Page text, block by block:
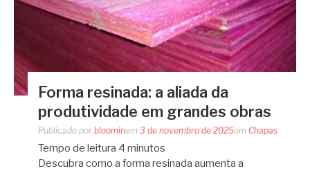
Forma resinada: a aliada da
produtividade em grandes obras
Publicado por bloominem 3 de novembro de 2025em Chapas
Tempo de leitura 4 minutos
Descubra como a forma resinada aumenta a